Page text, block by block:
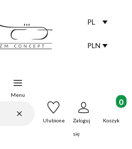
PL
PLN
Menu
WyczyśćUlubione Zaloguj
się
Koszyk